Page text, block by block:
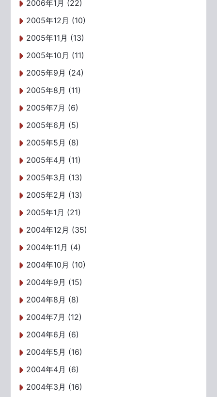
2006年1月 (22)
2005年12月 (10)
2005年11月 (13)
2005年10月 (11)
2005年9月 (24)
2005年8月 (11)
2005年7月 (6)
2005年6月 (5)
2005年5月 (8)
2005年4月 (11)
2005年3月 (13)
2005年2月 (13)
2005年1月 (21)
2004年12月 (35)
2004年11月 (4)
2004年10月 (10)
2004年9月 (15)
2004年8月 (8)
2004年7月 (12)
2004年6月 (6)
2004年5月 (16)
2004年4月 (6)
2004年3月 (16)